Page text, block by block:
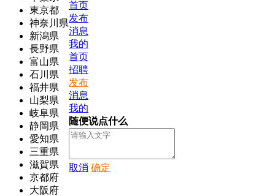
東京都
神奈川県
新潟県
長野県
富山県
石川県
福井県
山梨県
岐阜県
静岡県
愛知県
三重県
滋賀県
京都府
大阪府
首页
发布
消息
我的
首页
招聘
发布
消息
我的
随便说点什么
取消 确定